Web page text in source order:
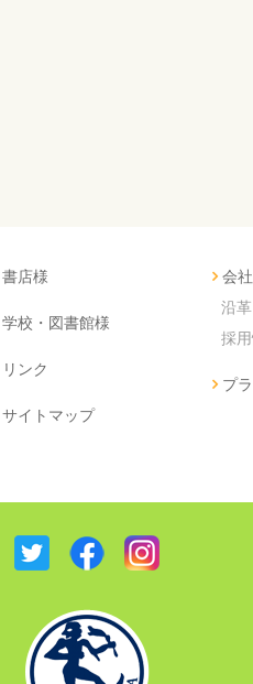
書店様
学校・図書館様
リンク
サイトマップ
会
沿革
採
プ